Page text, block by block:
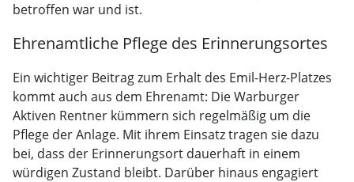
betroffen war und ist.
Ehrenamtliche Pflege des Erinnerungsortes
Ein wichtiger Beitrag zum Erhalt des Emil-Herz-Platzes
kommt auch aus dem Ehrenamt: Die Warburger
Aktiven Rentner kümmern sich regelmäßig um die
Pflege der Anlage. Mit ihrem Einsatz tragen sie dazu
bei, dass der Erinnerungsort dauerhaft in einem
würdigen Zustand bleibt. Darüber hinaus engagiert